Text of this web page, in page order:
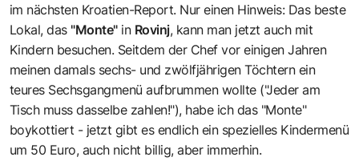
im nächsten Kroatien-Report. Nur einen Hinweis: Das beste
Lokal, das "Monte" in Rovinj, kann man jetzt auch mit
Kindern besuchen. Seitdem der Chef vor einigen Jahren
meinen damals sechs- und zwölfjährigen Töchtern ein
teures Sechsgangmenü aufbrummen wollte ("Jeder am
Tisch muss dasselbe zahlen!"), habe ich das "Monte"
boykottiert - jetzt gibt es endlich ein spezielles Kindermenü
um 50 Euro, auch nicht billig, aber immerhin.